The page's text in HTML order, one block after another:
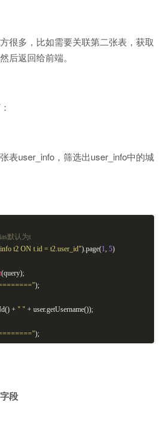
很多，比如需要关联第二张表，获取
后返回给前端。
表user_info，筛选出user_info中的城
默认为t
t2 ON t.id = t2.user_id").page(1 5)
(query);
);
+ " " + user.getUsername());
);
段